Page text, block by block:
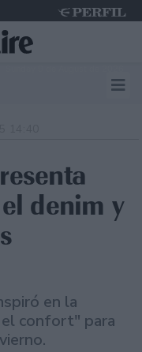
denim y
en la
el confort" para